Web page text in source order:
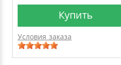
Купить
Условия заказа